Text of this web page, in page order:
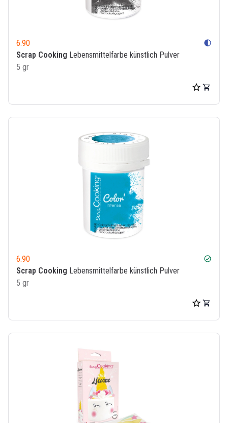
6.90 contrast
Scrap Cooking Lebensmittelfarbe künstlich Pulver
5 gr
6.90 check_circle
Scrap Cooking Lebensmittelfarbe künstlich Pulver
5 gr